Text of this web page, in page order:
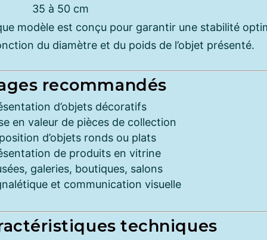
35 à 50 cm
modèle est conçu pour garantir une stabilité
du diamètre et du poids de l’objet présenté.
recommandés
d’objets décoratifs
en valeur de pièces de collection
d’objets ronds ou plats
de produits en vitrine
galeries, boutiques, salons
et communication visuelle
techniques